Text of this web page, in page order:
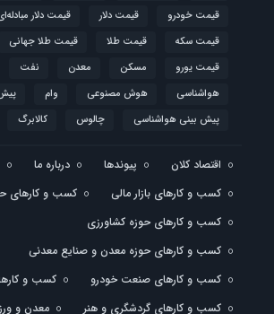
قیمت خودرو
قیمت دلار
قیمت دلار
قیمت سکه
قیمت طلا قیمت طلا جهانی
قیمت یورو
مسکن معدن نفت
هواشناسی
هوش مصنوعی وام
پیش بینی هواشناسی
چالوس کالابرگ
اقتصاد کلان پیوندها درباره ما
کسب و کارهای بازار مالی
کسب و کارهای
کسب و کارهای حوزه کشاورزی
کسب و کارهای حوزه معدن و صنایع معدنی
کسب و کارهای صنعت خودرو
کسب و
کسب و کارهای گردشگری و هنر
معدن و